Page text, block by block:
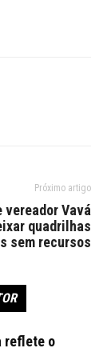
Próximo artigo
vereador Vavá
quadrilhas
sem recursos
reflete o